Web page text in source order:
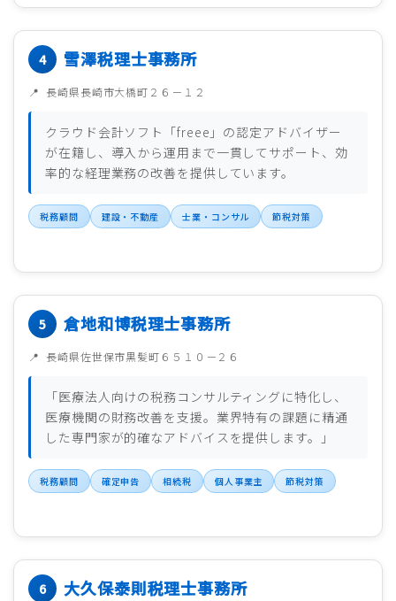
雪澤税理士事務所
長崎県長崎市大橋町２６－１２
クラウド会計ソフト「freee」の認定アドバイザー
が在籍し、導入から運用まで一貫してサポート、効
率的な経理業務の改善を提供しています。
税務顧問 建設・不動産 士業・コンサル 節税対策
倉地和博税理士事務所
長崎県佐世保市黒髪町６５１０－２６
「医療法人向けの税務コンサルティングに特化し、
医療機関の財務改善を支援。業界特有の課題に精通
した専門家が的確なアドバイスを提供します。」
税務顧問 確定申告 相続税 個人事業主 節税対策
大久保泰則税理士事務所